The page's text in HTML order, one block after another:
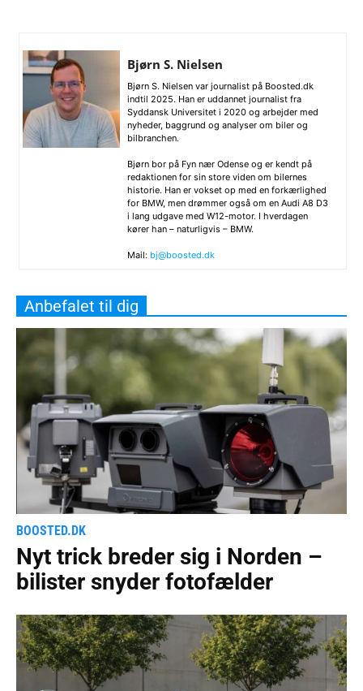
Bjørn S. Nielsen
Bjørn S. Nielsen var journalist på Boosted.dk
indtil 2025. Han er uddannet journalist fra
Syddansk Universitet i 2020 og arbejder med
nyheder, baggrund og analyser om biler og
bilbranchen.
Bjørn bor på Fyn nær Odense og er kendt på
redaktionen for sin store viden om bilernes
historie. Han er vokset op med en forkærlighed
for BMW, men drømmer også om en Audi A8 D3
i lang udgave med W12-motor. I hverdagen
kører han – naturligvis – BMW.
Mail: bj@boosted.dk